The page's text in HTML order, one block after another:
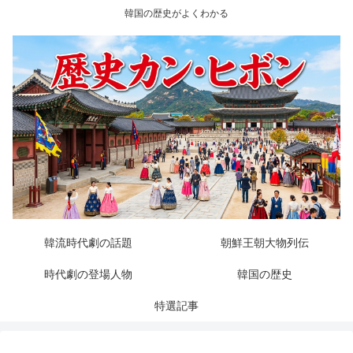
韓国の歴史がよくわかる
韓流時代劇の話題 朝鮮王朝大物列伝
時代劇の登場人物 韓国の歴史
特選記事